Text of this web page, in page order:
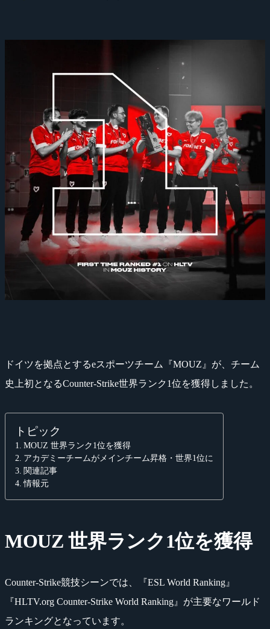
ドイツを拠点とするeスポーツチーム『MOUZ』が、チーム
史上初となるCounter-Strike世界ランク1位を獲得しました。
トピック
MOUZ 世界ランク1位を獲得
アカデミーチームがメインチーム昇格・世界1位に
関連記事
情報元
MOUZ 世界ランク1位を獲得
Counter-Strike競技シーンでは、『ESL World Ranking』
『HLTV.org Counter-Strike World Ranking』が主要なワールド
ランキングとなっています。